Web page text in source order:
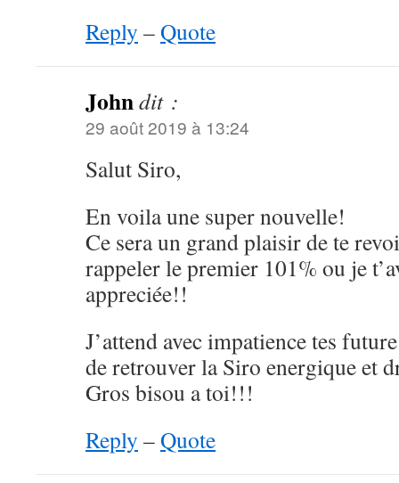
Reply –Quote
Johndit :
29 août 2019 à 13:24
Salut Siro,
En voila une super nouvelle!
Ce sera un grand plaisir de te
rappeler le premier 101% ou je
appreciée!!
J’attend avec impatience tes
de retrouver la Siro energique et
Gros bisou a toi!!!
Reply –Quote